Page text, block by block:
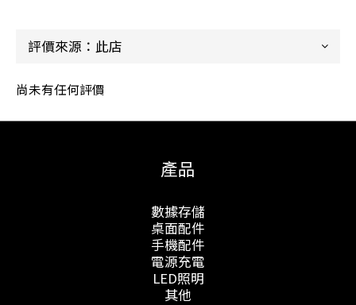
尚未有任何評價
產品
數據存儲
桌面配件
手機配件
電源充電
LED照明
其他